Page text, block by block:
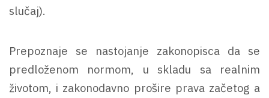
slučaj).
Prepoznaje se nastojanje zakonopisca da se
predloženom normom, u skladu sa realnim
životom, i zakonodavno prošire prava začetog a